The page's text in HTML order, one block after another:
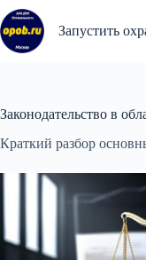
Перейти
к
сути
Запустить
Законодательство в
Краткий разбор